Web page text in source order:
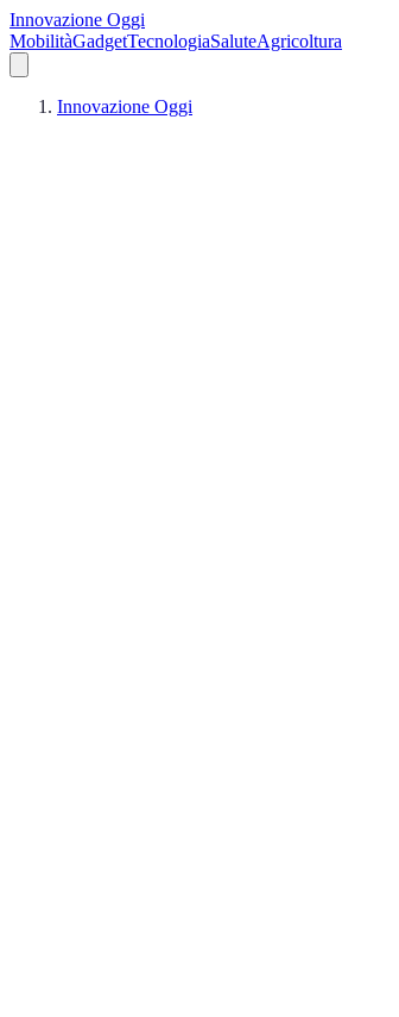
Innovazione Oggi
MobilitàGadgetTecnologiaSaluteAgricoltura
Innovazione Oggi